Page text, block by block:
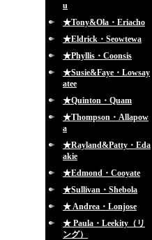
u
★Tony&Ola・Eriacho
★Eldrick・Seowtewa
★Phyllis・Coonsis
★Susie&Faye・Lowsay
atee
★Quinton・Quam
★Thompson・Allapow
a
★Rayland&Patty・Eda
akie
★Edmond・Cooyate
★Sullivan・Shebola
★ Andrea・Lonjose
★ Paula・Leekity（リ
ング）